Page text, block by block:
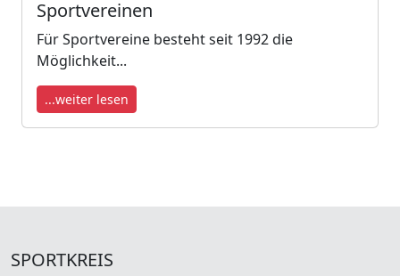
Sportvereinen
Für Sportvereine besteht seit 1992 die
Möglichkeit...
...weiter lesen
SPORTKREIS